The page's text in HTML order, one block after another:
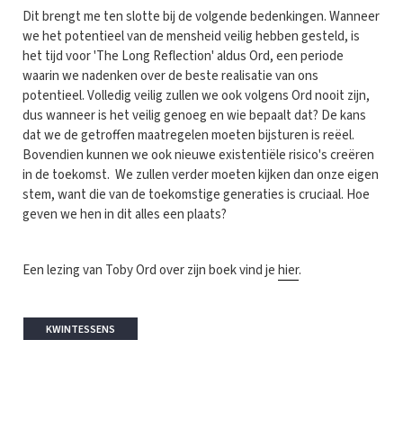
Dit brengt me ten slotte bij de volgende bedenkingen. Wanneer
we het potentieel van de mensheid veilig hebben gesteld, is
het tijd voor 'The Long Reflection' aldus Ord, een periode
waarin we nadenken over de beste realisatie van ons
potentieel. Volledig veilig zullen we ook volgens Ord nooit zijn,
dus wanneer is het veilig genoeg en wie bepaalt dat? De kans
dat we de getroffen maatregelen moeten bijsturen is reëel.
Bovendien kunnen we ook nieuwe existentiële risico's creëren
in de toekomst. We zullen verder moeten kijken dan onze eigen
stem, want die van de toekomstige generaties is cruciaal. Hoe
geven we hen in dit alles een plaats?
Een lezing van Toby Ord over zijn boek vind jehier.
KWINTESSENS